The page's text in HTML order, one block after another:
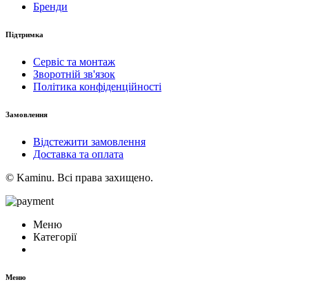
Бренди
Підтримка
Сервіс та монтаж
Зворотній зв'язок
Політика конфіденційності
Замовлення
Відстежити замовлення
Доставка та оплата
© Kaminu. Всі права захищено.
Меню
Категорії
Меню